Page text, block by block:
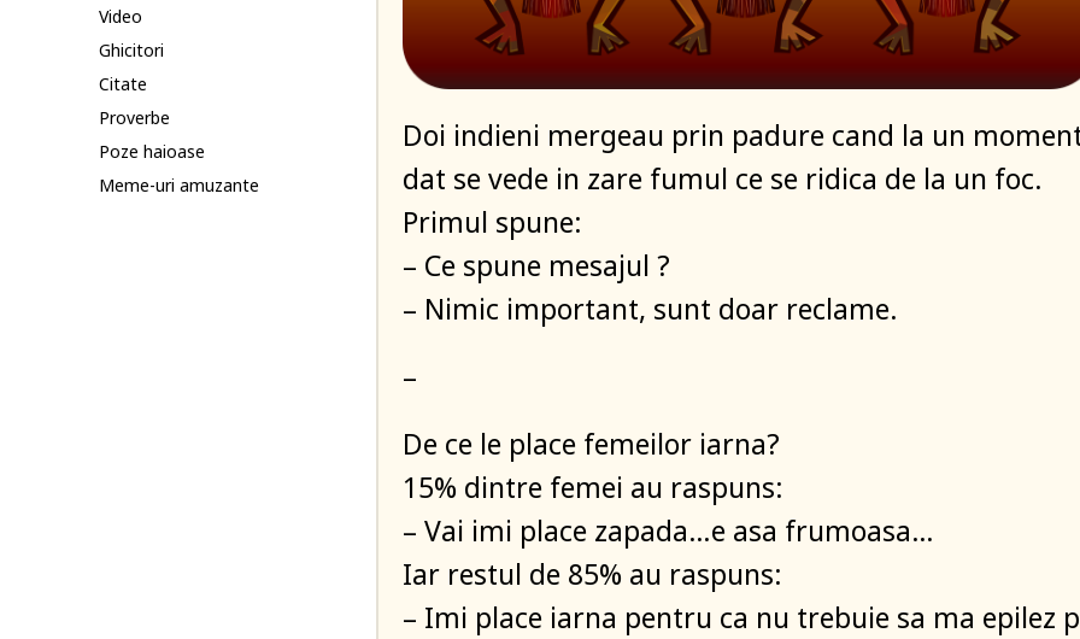
Video
Ghicitori
Citate
Proverbe
Poze haioase
Meme-uri amuzante
Doi indieni mergeau prin padure cand la un
dat se vede in zare fumul ce se ridica de la un foc.
Primul spune:
– Ce spune mesajul ?
– Nimic important, sunt doar reclame.
–
De ce le place femeilor iarna?
15% dintre femei au raspuns:
– Vai imi place zapada…e asa frumoasa…
Iar restul de 85% au raspuns:
– Imi place iarna pentru ca nu trebuie sa ma epilez